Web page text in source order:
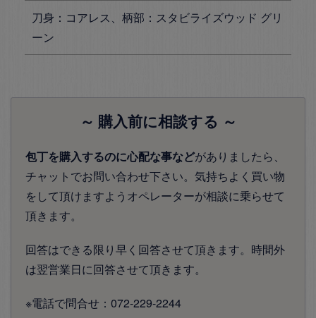
刀身：コアレス、柄部：スタビライズウッド グリ
ーン
～ 購入前に相談する ～
包丁を購入するのに心配な事などがありましたら、
チャットでお問い合わせ下さい。気持ちよく買い物
をして頂けますようオペレーターが相談に乗らせて
頂きます。
回答はできる限り早く回答させて頂きます。時間外
は翌営業日に回答させて頂きます。
※電話で問合せ：072-229-2244